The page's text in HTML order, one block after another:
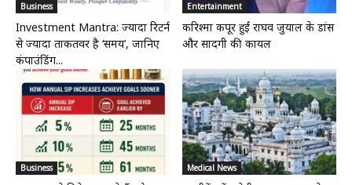
Business
Investment Mantra: ज्यादा रिटर्न
से ज्यादा ताकतवर है ‘समय’, जानिए
कंपाउंडिंग...
Entertainment
करिश्मा कपूर हुईं राघव जुयाल के डांस
और सादगी की कायल
Business Medical News